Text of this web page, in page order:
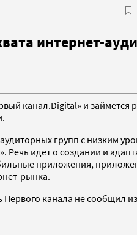
интернет-
канал.Digital» и
групп с низким
идет о создании и
приложения,
рынка.
Первого канала не сообщил